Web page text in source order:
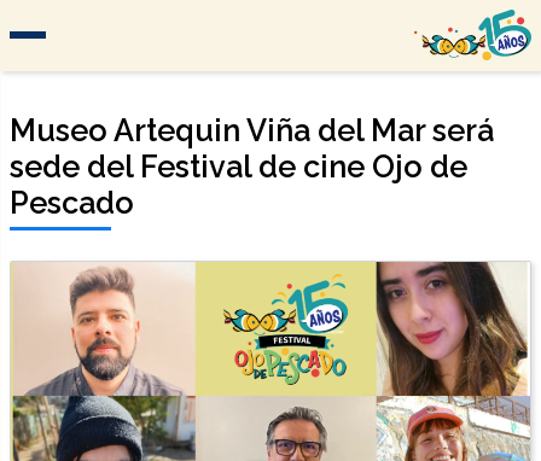
Museo Artequin Viña del Mar será
sede del Festival de cine Ojo de
Pescado